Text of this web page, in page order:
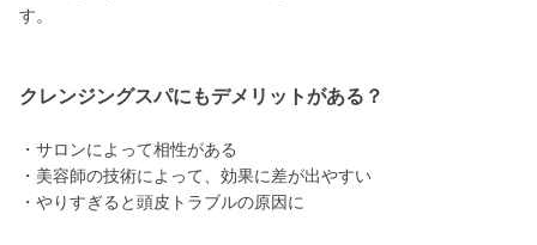
す。
クレンジングスパにもデメリットがある？
・サロンによって相性がある
・美容師の技術によって、効果に差が出やすい
・やりすぎると頭皮トラブルの原因に